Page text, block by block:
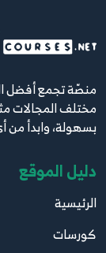
منصّة تجمع أفضل
مختلف المجالات
بسهولة، وابدأ
دليل الموقع
الرئيسية
كورسات